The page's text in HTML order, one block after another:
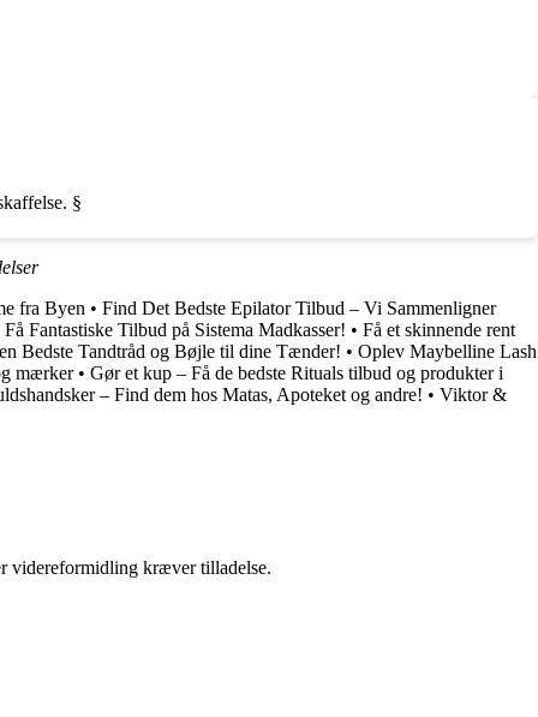
§
fra Byen • Find Det Bedste Epilator Tilbud – Vi Sammenligner
Få Fantastiske Tilbud på Sistema Madkasser! • Få et skinnende rent
Bedste Tandtråd og Bøjle til dine Tænder! • Oplev Maybelline Lash
mærker• Gør et kup – Få de bedste Rituals tilbud og produkter i
– Find dem hos Matas, Apoteket og andre! • Viktor &
videreformidling kræver tilladelse.